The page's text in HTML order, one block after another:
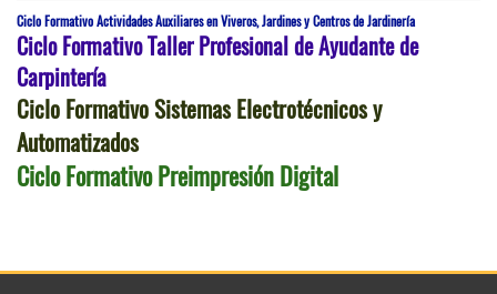
Ciclo Formativo Actividades Auxiliares en Viveros, Jardines y Centros de Jardinería
Ciclo Formativo Taller Profesional de Ayudante de
Carpintería
Ciclo Formativo Sistemas Electrotécnicos y
Automatizados
Ciclo Formativo Preimpresión Digital